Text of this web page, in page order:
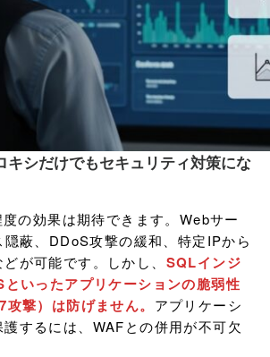
キシだけでもセキュリティ対策にな
の効果は期待できます。Webサー
蔽、DDoS攻撃の緩和、特定IPから
が可能です。しかし、 SQLインジ
といったアプリケーションの脆弱性
撃）は防げません。 アプリケーシ
するには、WAFとの併用が不可欠